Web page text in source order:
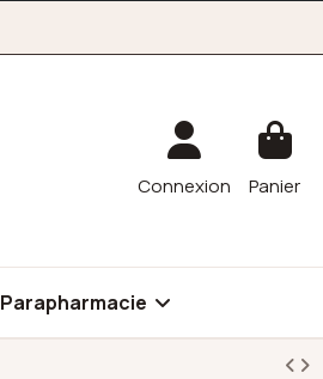
Connexion Panier
Parapharmacie